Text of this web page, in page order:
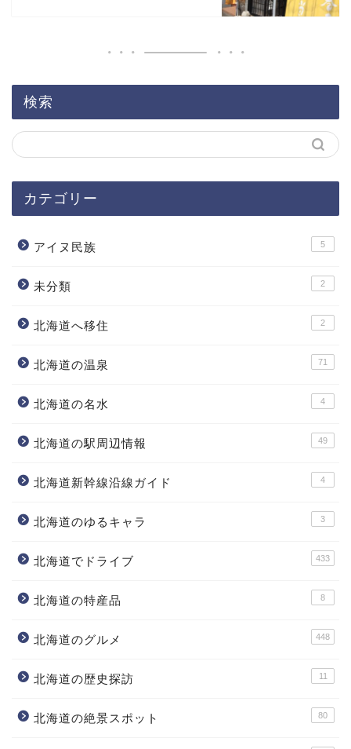
検索
カテゴリー
アイヌ民族 5
未分類 2
北海道へ移住 2
北海道の温泉 71
北海道の名水 4
北海道の駅周辺情報 49
北海道新幹線沿線ガイド 4
北海道のゆるキャラ 3
北海道でドライブ 433
北海道の特産品 8
北海道のグルメ 448
北海道の歴史探訪 11
北海道の絶景スポット 80